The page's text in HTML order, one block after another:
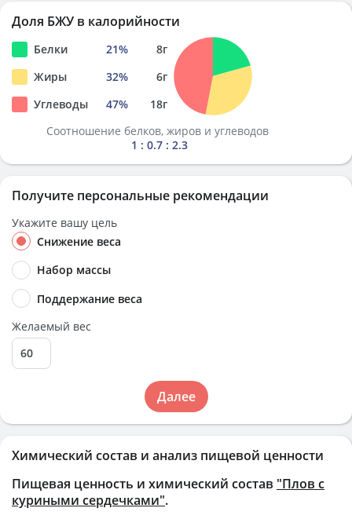
Химический состав и анализ пищевой ценности
Пищевая ценность и химический состав "Плов с
куриными сердечками".
Доля БЖУ в калорийности
Белки 21% 8г
Жиры
32% 6г
Углеводы
47% 18г
Соотношение белков, жиров и углеводов
1 : 0.7 : 2.3
Получите персональные рекомендации
Укажите вашу цель
Снижение веса
Набор массы
Поддержание веса
Желаемый вес
Далее